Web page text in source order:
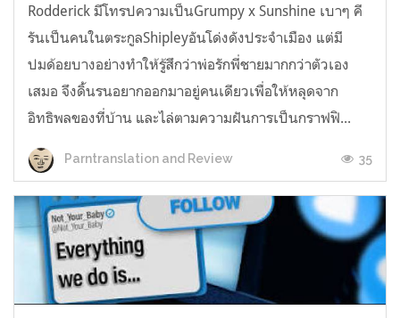
Rodderick มีโทรปความเป็นGrumpy x Sunshine เบาๆ คี
รันเป็นคนในตระกูลShipleyอันโด่งดังประจำเมือง แต่มี
ปมด้อยบางอย่างทำให้รู้สึกว่าพ่อรักพี่ชายมากกว่าตัวเอง
เสมอ จึงดิ้นรนอยากออกมาอยู่คนเดียวเพื่อให้หลุดจาก
อิทธิพลของที่บ้าน และไล่ตามความฝันการเป็นกราฟฟิ...
Parntranslation and Review 35